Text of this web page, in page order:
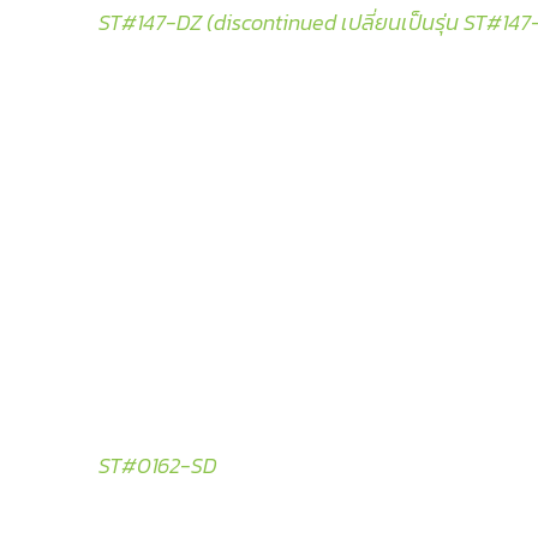
ST#147-DZ (discontinued เปลี่ยนเป็นรุ่น
ST#0162-SD